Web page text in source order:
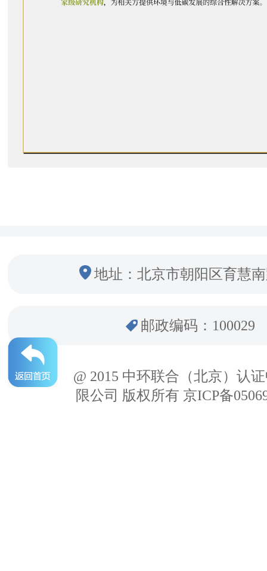
地址：北京市朝阳区育慧
邮政编码：100029
@ 2015 中环联合（北京）认
限公司 版权所有 京ICP备